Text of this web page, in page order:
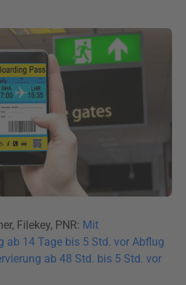
Filekey, PNR: Mit
ab 14 Tage bis 5 Std. vor Abflug
ab 48 Std. bis 5 Std. vor